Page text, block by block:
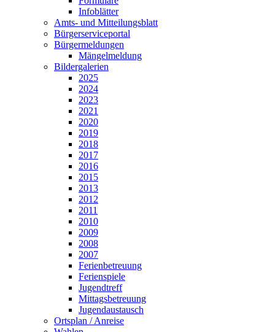
Infoblätter
Amts- und Mitteilungsblatt
Bürgerserviceportal
Bürgermeldungen
Mängelmeldung
Bildergalerien
2025
2024
2023
2021
2020
2019
2018
2017
2016
2015
2013
2012
2011
2010
2009
2008
2007
Ferienbetreuung
Ferienspiele
Jugendtreff
Mittagsbetreuung
Jugendaustausch
Ortsplan / Anreise